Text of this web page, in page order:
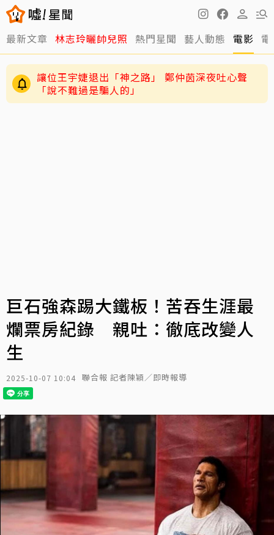
最新文章 林志玲曬帥兒照 熱門星聞 藝人動態 電影
讓位王宇婕退出「神之路」 鄭仲茵深夜吐心聲
「說不難過是騙人的」
巨石強森踢大鐵板！苦吞生涯最
爛票房紀錄 親吐：徹底改變人
生
2025-10-07 10:04 聯合報 記者陳穎／即時報導